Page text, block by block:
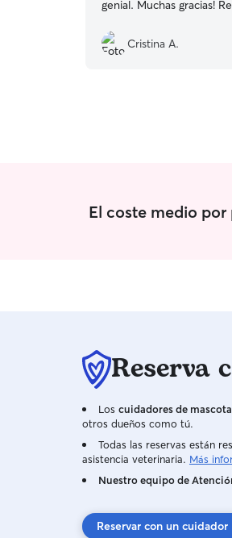
genial. Muchas gracias!
Cristina A.
El coste medio por
Reserva
Los cuidadores de
otros dueños como tú.
Todas las reservas están
asistencia veterinaria. Más
Nuestro equipo de
Reservar con un cuidador